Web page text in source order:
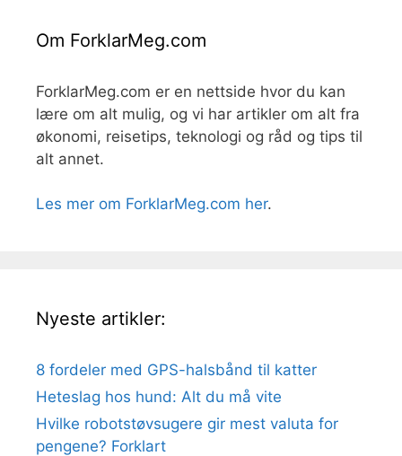
Om ForklarMeg.com
ForklarMeg.com er en nettside hvor du kan
lære om alt mulig, og vi har artikler om alt fra
økonomi, reisetips, teknologi og råd og tips til
alt annet.
Les mer om ForklarMeg.com her.
Nyeste artikler:
8 fordeler med GPS-halsbånd til katter
Heteslag hos hund: Alt du må vite
Hvilke robotstøvsugere gir mest valuta for
pengene? Forklart